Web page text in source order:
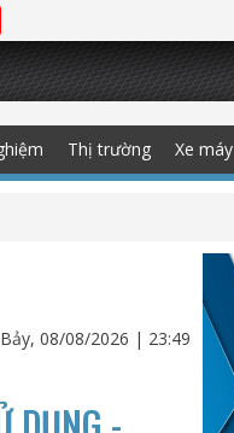
Thị trường Xe máy
08/08/2026 | 23:49